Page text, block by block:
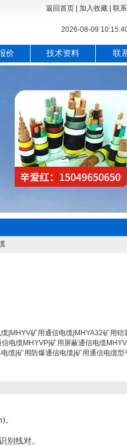
返回首页| 加入收藏| 联
2026-08-09
价 技术资料 联
|MHYV矿用通信电缆|MHYA32矿用铠
电缆MHYVP|矿用屏蔽通信电缆
缆|矿用防爆通信电缆|矿用通信电缆型
别线对。